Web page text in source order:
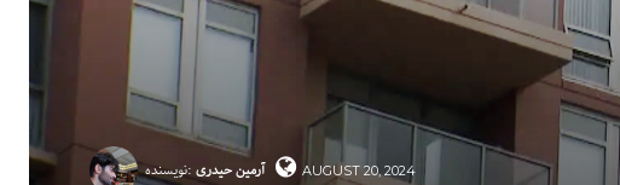
نویسنده: آرمین حیدری AUGUST 20, 2024